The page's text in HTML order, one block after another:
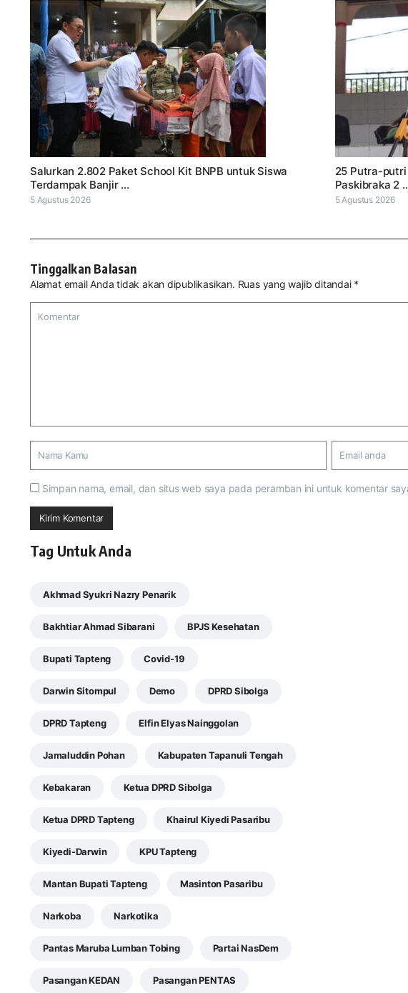
Salurkan 2.802 Paket School Kit BNPB untuk Siswa
Terdampak Banjir ...
5 Agustus 2026
25 Putra-putri
Paskibraka 2
5 Agustus 2026
Tinggalkan Balasan
Alamat email Anda tidak akan dipublikasikan. Ruas yang wajib ditandai *
Simpan nama, email, dan situs web saya pada peramban ini untuk komentar
Tag Untuk Anda
Akhmad Syukri Nazry Penarik
Bakhtiar Ahmad Sibarani BPJS Kesehatan
Bupati Tapteng Covid-19
Darwin Sitompul Demo DPRD Sibolga
DPRD Tapteng Elfin Elyas Nainggolan
Jamaluddin Pohan Kabupaten Tapanuli Tengah
Kebakaran Ketua DPRD Sibolga
Ketua DPRD Tapteng Khairul Kiyedi Pasaribu
Kiyedi-Darwin KPU Tapteng
Mantan Bupati Tapteng Masinton Pasaribu
Narkoba Narkotika
Pantas Maruba Lumban Tobing Partai NasDem
Pasangan KEDAN Pasangan PENTAS